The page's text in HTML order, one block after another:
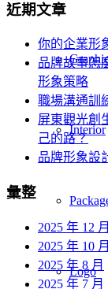
Interior
Logo
近期文章
你的企業形
品牌故事怎
形象策略
職場溝通訓
屏東觀光創
己的路？
品牌形象設
彙整
2025 年 12 月
2025 年 10 月
2025 年 8 月
2025 年 7 月